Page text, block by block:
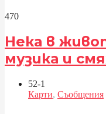
470
Нека в
музика и
52-1
Карти, Съобщения